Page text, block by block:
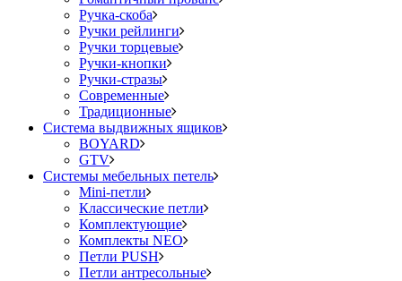
Ручка-скоба
Ручки рейлинги
Ручки торцевые
Ручки-кнопки
Ручки-стразы
Современные
Традиционные
Система выдвижных ящиков
BOYARD
GTV
Системы мебельных петель
Mini-петли
Классические петли
Комплектующие
Комплекты NEO
Петли PUSH
Петли антресольные